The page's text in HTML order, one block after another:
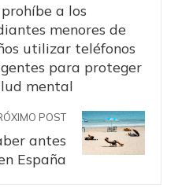
a los
menores de
utilizar teléfonos
para proteger
mental
POST
antes
España